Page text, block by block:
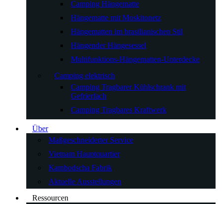
Camping Hängematte
Hängematte mit Moskitonetz
Hängematten im brasilianischen Stil
Hängender Hängesessel
Multifunktions-Hängematten-Unterdecke
Camping elektrisch
Camping Tragbarer Kühlschrank mit
Gefrierfach
Camping Tragbares Kraftwerk
Über
Maßgeschneiderter Service
Vietnam Hauptquartier
Kambodscha Fabrik
Aktuelle Ausstellungen
Ressourcen